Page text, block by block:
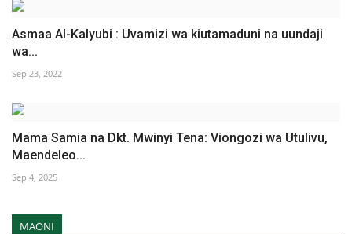
Asmaa Al-Kalyubi : Uvamizi wa kiutamaduni na uundaji
wa...
Sep 23, 2022
Mama Samia na Dkt. Mwinyi Tena: Viongozi wa Utulivu,
Maendeleo...
Sep 4, 2025
MAONI